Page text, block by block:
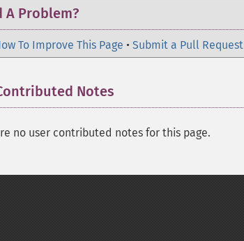
A Problem?
To Improve This Page • Submit a Pull Request
Notes
no user contributed notes for this page.